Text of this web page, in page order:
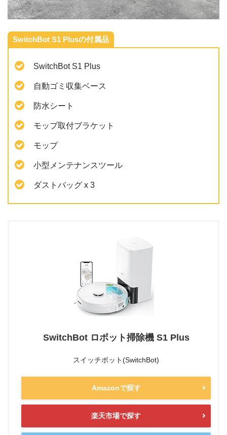
SwitchBot S1 Plusの付属品
SwitchBot S1 Plus
自動ゴミ収集ベース
防水シート
モップ取付ブラケット
モップ
小型メンテナンスツール
ダストバッグ x 3
SwitchBot ロボット掃除機 S1 Plus
スイッチボット(SwitchBot)
Amazonで探す
楽天市場で探す